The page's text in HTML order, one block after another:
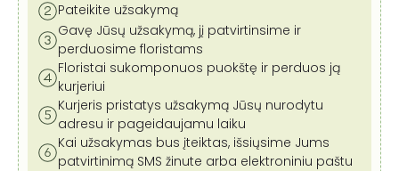
Pateikite užsakymą
Gavę Jūsų užsakymą, jį patvirtinsime ir
perduosime floristams
Floristai sukomponuos puokštę ir perduos ją
kurjeriui
Kurjeris pristatys užsakymą Jūsų nurodytu
adresu ir pageidaujamu laiku
Kai užsakymas bus įteiktas, išsiųsime Jums
patvirtinimą SMS žinute arba elektroniniu paštu